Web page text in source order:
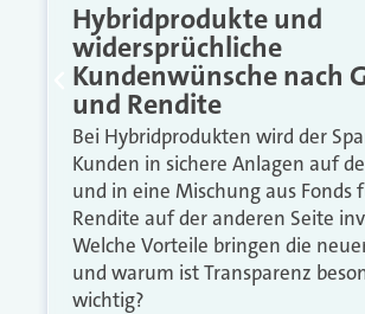
Hybridprodukte und
widersprüchliche
Kundenwünsche nach
und Rendite
Bei Hybridprodukten wird der
Kunden in sichere Anlagen auf
und in eine Mischung aus Fonds
Rendite auf der anderen Seite
Welche Vorteile bringen die
und warum ist Transparenz
wichtig?